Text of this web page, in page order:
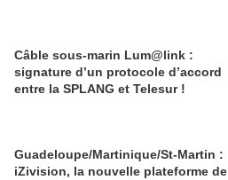
Câble sous-marin Lum@link :
signature d’un protocole d’accord
entre la SPLANG et Telesur !
Guadeloupe/Martinique/St-Martin :
iZivision, la nouvelle plateforme de